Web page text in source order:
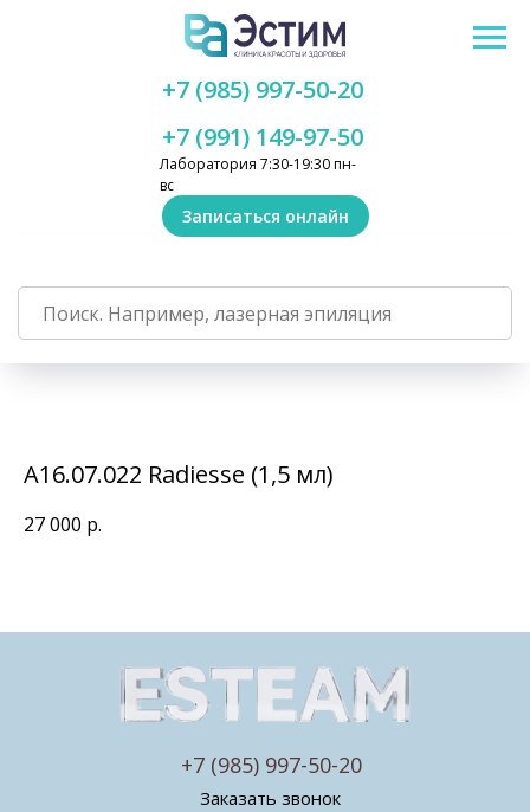
Лаборатория 7:30-19:30 пн-
вс
+7 (991) 149-97-50
+7 (985) 997-50-20
Записаться онлайн
А16.07.022 Radiesse (1,5 мл)
27 000 р.
Заказать звонок
+7 (985) 997-50-20